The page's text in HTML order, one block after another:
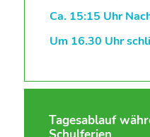
Ca. 15:15 Uhr
Um 16.30 Uhr
Tagesablauf